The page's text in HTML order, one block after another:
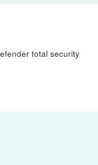
total security